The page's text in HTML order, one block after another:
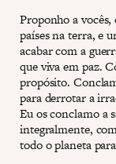
Proponho a
países na terra, e
acabar com a
que viva em paz.
propósito.
para derrotar a
Eu os conclamo a
integralmente,
todo o planeta